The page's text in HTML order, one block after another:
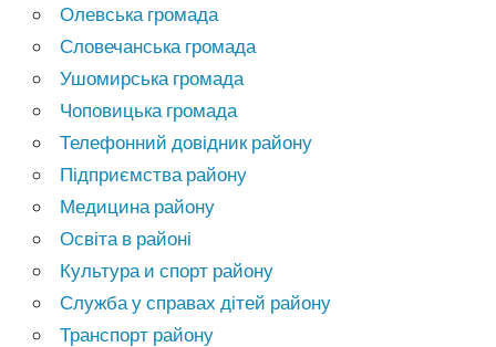
Олевська громада
Словечанська громада
Ушомирська громада
Чоповицька громада
Телефонний довідник району
Підприємства району
Медицина району
Освіта в районі
Культура и спорт району
Служба у справах дітей району
Транспорт району